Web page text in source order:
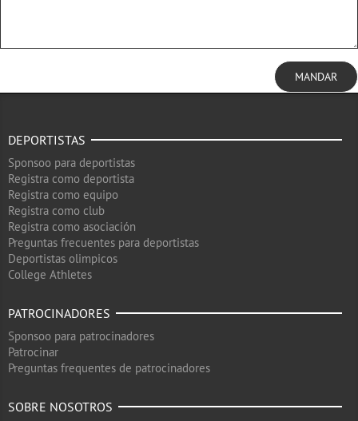
MANDAR
DEPORTISTAS
Sponsoo para deportistas
Registra como deportista
Registra como equipo
Registra como club
Registra como asociación
Preguntas frecuentes para deportistas
Deportistas olimpicos
College Athletes
PATROCINADORES
Sponsoo para patrocinadores
Patrocinar
Preguntas frequentes de patrocinadores
SOBRE NOSOTROS